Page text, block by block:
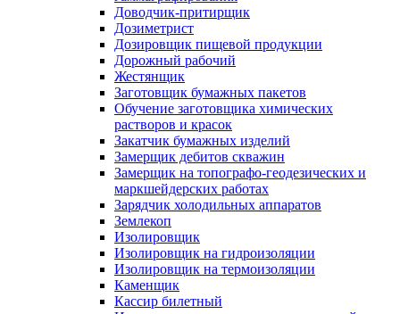
Доводчик-притирщик
Дозиметрист
Дозировщик пищевой продукции
Дорожный рабочий
Жестянщик
Заготовщик бумажных пакетов
Обучение заготовщика химических
растворов и красок
Закатчик бумажных изделий
Замерщик дебитов скважин
Замерщик на топографо-геодезических и
маркшейдерских работах
Зарядчик холодильных аппаратов
Землекоп
Изолировщик
Изолировщик на гидроизоляции
Изолировщик на термоизоляции
Каменщик
Кассир билетный